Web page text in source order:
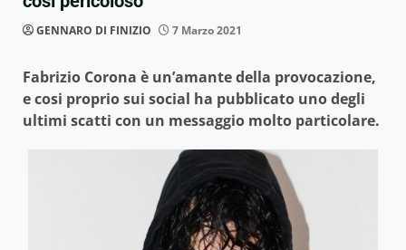
GENNARO DI FINIZIO 7 Marzo 2021
Fabrizio Corona è un’amante della provocazione,
e cosi proprio sui social ha pubblicato uno degli
ultimi scatti con un messaggio molto particolare.